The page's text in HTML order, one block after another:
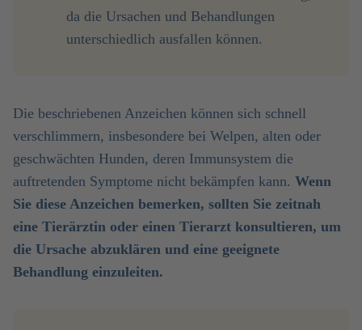
da die Ursachen und Behandlungen
unterschiedlich ausfallen können.
Die beschriebenen Anzeichen können sich schnell
verschlimmern, insbesondere bei Welpen, alten oder
geschwächten Hunden, deren Immunsystem die
auftretenden Symptome nicht bekämpfen kann. Wenn
Sie diese Anzeichen bemerken, sollten Sie zeitnah
eine Tierärztin oder einen Tierarzt konsultieren, um
die Ursache abzuklären und eine geeignete
Behandlung einzuleiten.